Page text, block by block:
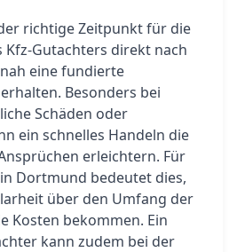
richtige Zeitpunkt für die
Kfz-Gutachters direkt nach
eine fundierte
Besonders bei
Schäden oder
ein schnelles Handeln die
erleichtern. Für
Dortmund bedeutet dies,
über den Umfang der
Kosten bekommen. Ein
kann zudem bei der